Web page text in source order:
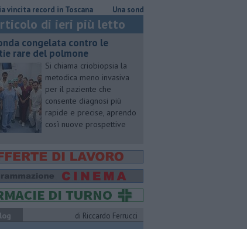
in Toscana Una sonda congelata contro le malattie rare
di ieri più letto
congelata contro le
rare del polmone
Si chiama criobiopsia la
metodica meno invasiva
per il paziente che
consente diagnosi più
rapide e precise, aprendo
così nuove prospettive
di Riccardo Ferrucci